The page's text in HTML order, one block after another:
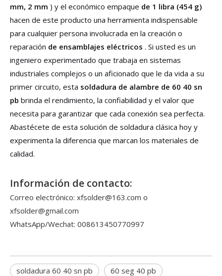
mm, 2 mm ) y el económico empaque de 1 libra (454 g)
hacen de este producto una herramienta indispensable
para cualquier persona involucrada en la creación o
reparación de ensamblajes eléctricos . Si usted es un
ingeniero experimentado que trabaja en sistemas
industriales complejos o un aficionado que le da vida a su
primer circuito, esta soldadura de alambre de 60 40 sn
pb brinda el rendimiento, la confiabilidad y el valor que
necesita para garantizar que cada conexión sea perfecta.
Abastécete de esta solución de soldadura clásica hoy y
experimenta la diferencia que marcan los materiales de
calidad.
Información de contacto:
Correo electrónico: xfsolder@163.com o
xfsolder@gmail.com
WhatsApp/Wechat: 008613450770997
soldadura 60 40 sn pb
60 seg 40 pb